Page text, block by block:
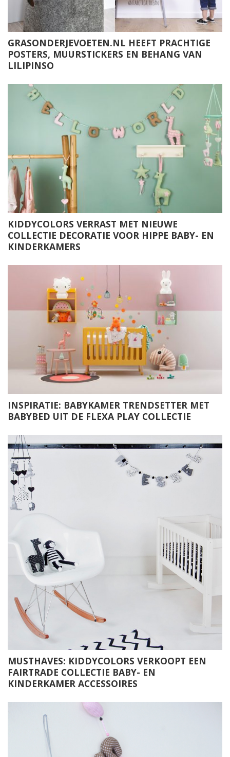
GRASONDERJEVOETEN.NL HEEFT PRACHTIGE
POSTERS, MUURSTICKERS EN BEHANG VAN
LILIPINSO
KIDDYCOLORS VERRAST MET NIEUWE
COLLECTIE DECORATIE VOOR HIPPE BABY- EN
KINDERKAMERS
INSPIRATIE: BABYKAMER TRENDSETTER MET
BABYBED UIT DE FLEXA PLAY COLLECTIE
MUSTHAVES: KIDDYCOLORS VERKOOPT EEN
FAIRTRADE COLLECTIE BABY- EN
KINDERKAMER ACCESSOIRES